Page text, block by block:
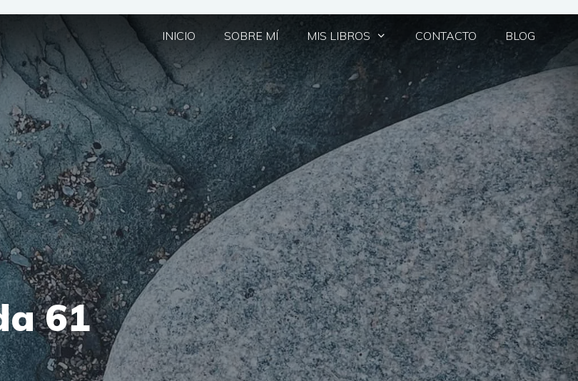
INICIO SOBRE MÍ MIS LIBROS CONTACTO BLOG
61